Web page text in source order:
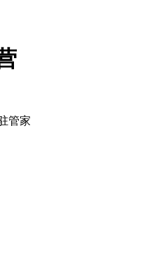
管家